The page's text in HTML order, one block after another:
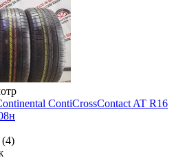
ContiCrossContact AT R16
(4)